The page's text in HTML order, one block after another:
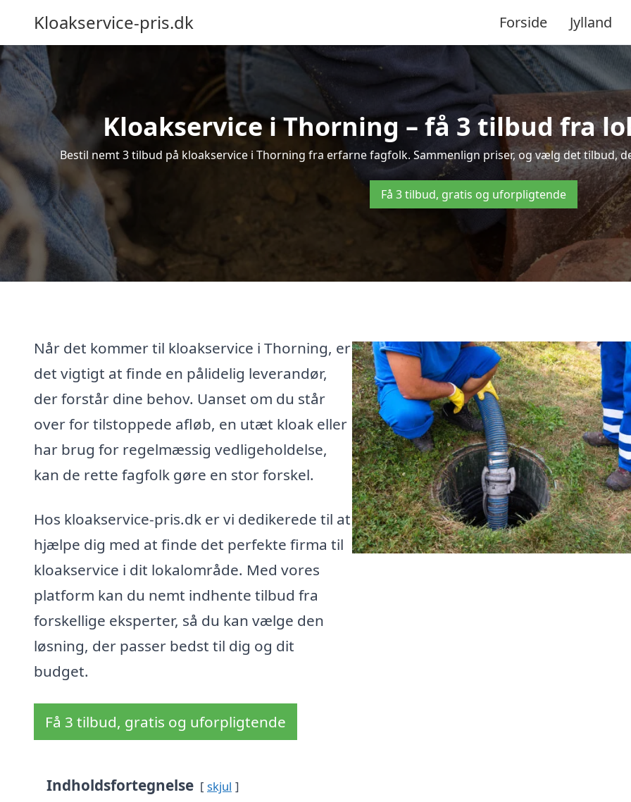
Kloakservice-pris.dk Forside Jylland
Kloakservice i Thorning – få 3 tilbud fra
Bestil nemt 3 tilbud på kloakservice i Thorning fra erfarne fagfolk. Sammenlign priser, og vælg det tilbud,
Få 3 tilbud, gratis og uforpligtende
Når det kommer til kloakservice i Thorning, er
det vigtigt at finde en pålidelig leverandør,
der forstår dine behov. Uanset om du står
over for tilstoppede afløb, en utæt kloak eller
har brug for regelmæssig vedligeholdelse,
kan de rette fagfolk gøre en stor forskel.
Hos kloakservice-pris.dk er vi dedikerede til at
hjælpe dig med at finde det perfekte firma til
kloakservice i dit lokalområde. Med vores
platform kan du nemt indhente tilbud fra
forskellige eksperter, så du kan vælge den
løsning, der passer bedst til dig og dit
budget.
Få 3 tilbud, gratis og uforpligtende
Indholdsfortegnelse skjul